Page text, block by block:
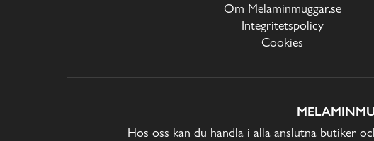
Om Melaminmuggar.se
Integritetspolicy
Cookies
Hos oss kan du handla i alla anslutna butiker